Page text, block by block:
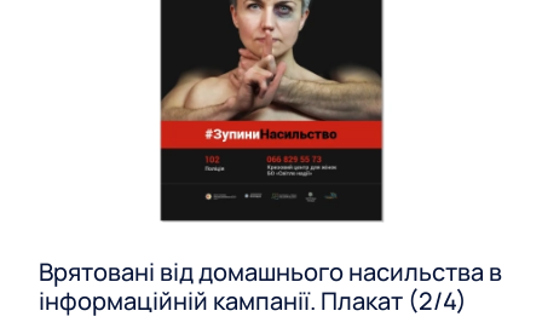
Врятовані від домашнього насильства в
інформаційній кампанії. Плакат (2/4)